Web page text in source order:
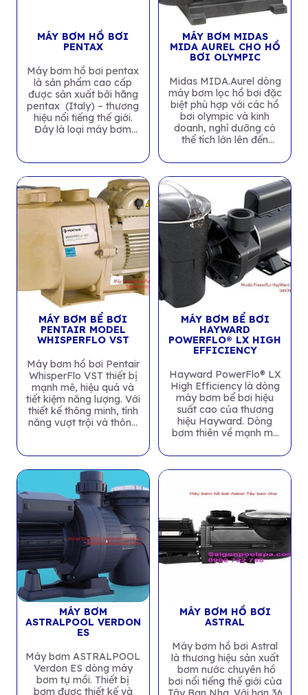
MÁY BƠM HỒ BƠI
PENTAX
Máy bơm hồ bơi pentax
là sản phẩm cao cấp
được sản xuất bởi hãng
pentax (Italy) – thương
hiệu nổi tiếng thế giới.
Đây là loại máy bơm
MÁY BƠM MIDAS
MIDA AUREL CHO HỒ
BƠI OLYMPIC
Midas MIDA.Aurel dòng
máy bơm lọc hồ bơi đặc
biệt phù hợp với các hồ
bơi olympic và kinh
doanh, nghỉ dưỡng có
thể tích lớn lên đến
MÁY BƠM BỂ BƠI
PENTAIR MODEL
WHISPERFLO VST
Máy bơm hồ bơi Pentair
WhisperFlo VST thiết bị
mạnh mẽ, hiệu quả và
tiết kiệm năng lượng. Với
thiết kế thông minh, tính
năng vượt trội và thông
MÁY BƠM BỂ BƠI
HAYWARD
POWERFLO® LX HIGH
EFFICIENCY
Hayward PowerFlo® LX
High Efficiency là dòng
máy bơm bể bơi hiệu
suất cao của thương
hiệu Hayward. Dòng
bơm thiên về mạnh mẽ
bền...
MÁY BƠM
ASTRALPOOL VERDON
ES
Máy bơm ASTRALPOOL
Verdon ES dòng máy
bơm tự mồi. Thiết bị
bơm được thiết kế và
MÁY BƠM HỒ BƠI
ASTRAL
Máy bơm hồ bơi Astral
là thương hiệu sản xuất
bơm nước chuyên hồ
bơi nổi tiếng thế giới của